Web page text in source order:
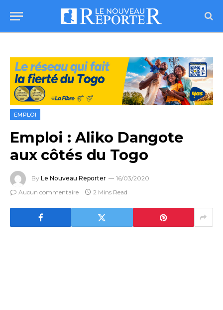
EMPLOI
Emploi : Aliko Dangote
aux côtés du Togo
By Le Nouveau Reporter
16/03/2020
Aucun commentaire
2 Mins Read